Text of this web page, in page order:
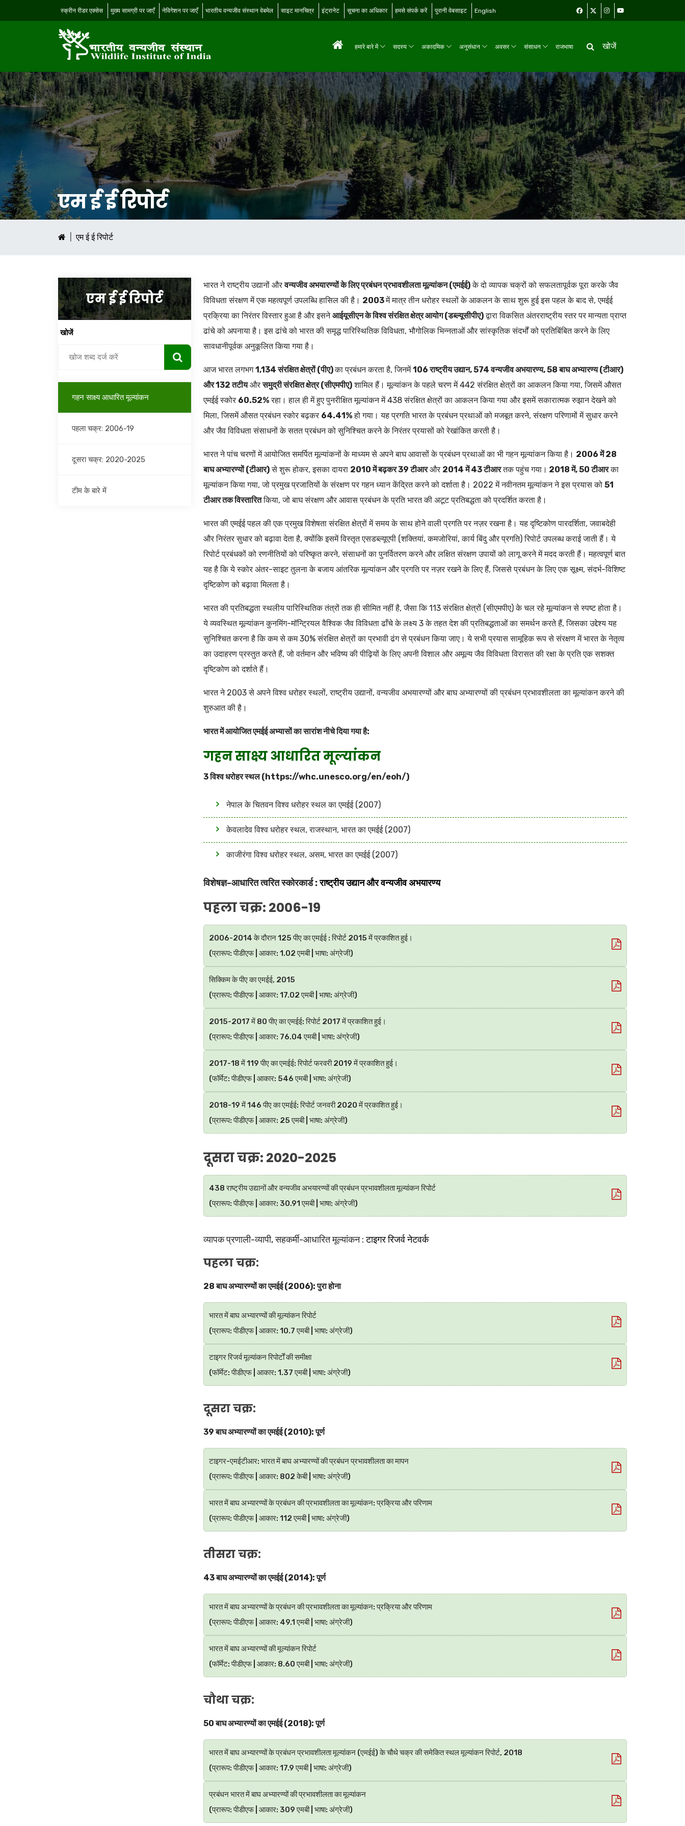
स्क्रीन रीडर एक्सेस मुख्य सामग्री पर जाएँ नेविगेशन पर जाएँ भारतीय वन्यजीव संस्थान वेबमेल साइट मानचित्र इंट्रानेट सूचना का अधिकार हमसे संपर्क करें पुरानी वेबसाइट English
हमारे बारे में सदस्य अकादमिक अनुसंधान अवसर संसाधन राजभाषा खोजें
एम ई ई रिपोर्ट
एम ई ई रिपोर्ट
एम ई ई रिपोर्ट
खोजें
गहन साक्ष्य आधारित मूल्यांकन
पहला चक्र: 2006-19
दूसरा चक्र: 2020-2025
टीम के बारे में
भारत ने राष्ट्रीय उद्यानों औरवन्यजीव अभयारण्यों के लिए प्रबंधन प्रभावशीलता मूल्यांकन (एमईई)के दो व्यापक चक्रों को सफलतापूर्वक पूरा करके जैव
विविधता संरक्षण में एक महत्वपूर्ण उपलब्धि हासिल की है। 2003में मात्र तीन धरोहर स्थलों के आकलन के साथ शुरू हुई इस पहल के बाद से, एमईई
प्रक्रिया का निरंतर विस्तार हुआ है और इसनेआईयूसीएन के विश्व संरक्षित क्षेत्र आयोग (डब्ल्यूसीपीए)द्वारा विकसित अंतरराष्ट्रीय स्तर पर मान्यता प्राप्त
ढांचे को अपनाया है। इस ढांचे को भारत की समृद्ध पारिस्थितिक विविधता, भौगोलिक भिन्नताओं और सांस्कृतिक संदर्भों को प्रतिबिंबित करने के लिए
सावधानीपूर्वक अनुकूलित किया गया है।
आज भारत लगभग1,134 संरक्षित क्षेत्रों (पीए)का प्रबंधन करता है, जिनमें106 राष्ट्रीय उद्यान, 574 वन्यजीव अभयारण्य, 58 बाघ अभ्यारण्य (टीआर)
और 132 तटीयऔरसमुद्री संरक्षित क्षेत्र (सीएमपीए)शामिल हैं। मूल्यांकन के पहले चरण में 442 संरक्षित क्षेत्रों का आकलन किया गया, जिसमें औसत
एमईई स्कोर 60.52%रहा। हाल ही में हुए पुनरीक्षित मूल्यांकन में 438 संरक्षित क्षेत्रों का आकलन किया गया और इसमें सकारात्मक रुझान देखने को
मिला, जिसमें औसत प्रबंधन स्कोर बढ़कर 64.41%हो गया। यह प्रगति भारत के प्रबंधन प्रथाओं को मजबूत करने, संरक्षण परिणामों में सुधार करने
और जैव विविधता संसाधनों के सतत प्रबंधन को सुनिश्चित करने के निरंतर प्रयासों को रेखांकित करती है।
भारत ने पांच चरणों में आयोजित समर्पित मूल्यांकनों के माध्यम से अपने बाघ आवासों के प्रबंधन प्रथाओं का भी गहन मूल्यांकन किया है। 2006 में 28
बाघ अभ्यारण्यों (टीआर)से शुरू होकर, इसका दायरा 2010 में बढ़कर 39 टीआरऔर 2014 में 43 टीआरतक पहुंच गया। 2018 में, 50 टीआरका
मूल्यांकन किया गया, जो प्रमुख प्रजातियों के संरक्षण पर गहन ध्यान केंद्रित करने को दर्शाता है। 2022 में नवीनतम मूल्यांकन ने इस प्रयास को 51
टीआर तक विस्तारितकिया, जो बाघ संरक्षण और आवास प्रबंधन के प्रति भारत की अटूट प्रतिबद्धता को प्रदर्शित करता है।
भारत की एमईई पहल की एक प्रमुख विशेषता संरक्षित क्षेत्रों में समय के साथ होने वाली प्रगति पर नज़र रखना है। यह दृष्टिकोण पारदर्शिता, जवाबदेही
और निरंतर सुधार को बढ़ावा देता है, क्योंकि इसमें विस्तृत एसडब्ल्यूएपी (शक्तियां, कमजोरियां, कार्य बिंदु और प्रगति) रिपोर्ट उपलब्ध कराई जाती हैं। ये
रिपोर्ट प्रबंधकों को रणनीतियों को परिष्कृत करने, संसाधनों का पुनर्वितरण करने और लक्षित संरक्षण उपायों को लागू करने में मदद करती हैं। महत्वपूर्ण बात
यह है कि ये स्कोर अंतर-साइट तुलना के बजाय आंतरिक मूल्यांकन और प्रगति पर नज़र रखने के लिए हैं, जिससे प्रबंधन के लिए एक सूक्ष्म, संदर्भ-विशिष्ट
दृष्टिकोण को बढ़ावा मिलता है।
भारत की प्रतिबद्धता स्थलीय पारिस्थितिक तंत्रों तक ही सीमित नहीं है, जैसा कि 113 संरक्षित क्षेत्रों (सीएमपीए) के चल रहे मूल्यांकन से स्पष्ट होता है।
ये व्यवस्थित मूल्यांकन कुनमिंग-मॉन्ट्रियल वैश्विक जैव विविधता ढाँचे के लक्ष्य 3 के तहत देश की प्रतिबद्धताओं का समर्थन करते हैं, जिसका उद्देश्य यह
सुनिश्चित करना है कि कम से कम 30% संरक्षित क्षेत्रों का प्रभावी ढंग से प्रबंधन किया जाए। ये सभी प्रयास सामूहिक रूप से संरक्षण में भारत के नेतृत्व
का उदाहरण प्रस्तुत करते हैं, जो वर्तमान और भविष्य की पीढ़ियों के लिए अपनी विशाल और अमूल्य जैव विविधता विरासत की रक्षा के प्रति एक सशक्त
दृष्टिकोण को दर्शाते हैं।
भारत ने 2003 से अपने विश्व धरोहर स्थलों, राष्ट्रीय उद्यानों, वन्यजीव अभयारण्यों और बाघ अभ्यारण्यों की प्रबंधन प्रभावशीलता का मूल्यांकन करने की
शुरुआत की है।
भारत में आयोजित एमईई अभ्यासों का सारांश नीचे दिया गया है:
गहन साक्ष्य आधारित मूल्यांकन
3 विश्व धरोहर स्थल (https://whc.unesco.org/en/eoh/)
नेपाल के चितवन विश्व धरोहर स्थल का एमईई (2007)
केवलादेव विश्व धरोहर स्थल, राजस्थान, भारत का एमईई (2007)
काजीरंगा विश्व धरोहर स्थल, असम, भारत का एमईई (2007)
विशेषज्ञ-आधारित त्वरित स्कोरकार्ड :राष्ट्रीय उद्यान और वन्यजीव अभयारण्य
पहला चक्र: 2006-19
2006-2014 के दौरान 125 पीए का एमईई : रिपोर्ट 2015 में प्रकाशित हुई।
(प्रारूप: पीडीएफ | आकार: 1.02 एमबी | भाषा: अंग्रेजी)
सिक्किम के पीए का एमईई, 2015
(प्रारूप: पीडीएफ | आकार: 17.02 एमबी | भाषा: अंग्रेजी)
2015-2017 में 80 पीए का एमईई: रिपोर्ट 2017 में प्रकाशित हुई।
(प्रारूप: पीडीएफ | आकार: 76.04 एमबी | भाषा: अंग्रेजी)
2017-18 में 119 पीए का एमईई: रिपोर्ट फरवरी 2019 में प्रकाशित हुई।
(फॉर्मेट: पीडीएफ | आकार: 546 एमबी | भाषा: अंग्रेजी)
2018-19 में 146 पीए का एमईई: रिपोर्ट जनवरी 2020 में प्रकाशित हुई।
(प्रारूप: पीडीएफ | आकार: 25 एमबी | भाषा: अंग्रेजी)
दूसरा चक्र: 2020-2025
438 राष्ट्रीय उद्यानों और वन्यजीव अभयारण्यों की प्रबंधन प्रभावशीलता मूल्यांकन रिपोर्ट
(प्रारूप: पीडीएफ | आकार: 30.91 एमबी | भाषा: अंग्रेजी)
व्यापक प्रणाली-व्यापी, सहकर्मी-आधारित मूल्यांकन :टाइगर रिजर्व नेटवर्क
पहला चक्र:
28 बाघ अभ्यारण्यों का एमईई (2006): पुरा होना
भारत में बाघ अभ्यारण्यों की मूल्यांकन रिपोर्ट
(प्रारूप: पीडीएफ | आकार: 10.7 एमबी | भाषा: अंग्रेजी)
टाइगर रिजर्व मूल्यांकन रिपोर्टों की समीक्षा
(फॉर्मेट: पीडीएफ | आकार: 1.37 एमबी | भाषा: अंग्रेजी)
दूसरा चक्र:
39 बाघ अभ्यारण्यों का एमईई (2010): पूर्ण
टाइगर-एमईटीआर: भारत में बाघ अभ्यारण्यों की प्रबंधन प्रभावशीलता का मापन
(प्रारूप: पीडीएफ | आकार: 802 केबी | भाषा: अंग्रेजी)
भारत में बाघ अभ्यारण्यों के प्रबंधन की प्रभावशीलता का मूल्यांकन: प्रक्रिया और परिणाम
(प्रारूप: पीडीएफ | आकार: 112 एमबी | भाषा: अंग्रेजी)
तीसरा चक्र:
43 बाघ अभ्यारण्यों का एमईई (2014): पूर्ण
भारत में बाघ अभ्यारण्यों के प्रबंधन की प्रभावशीलता का मूल्यांकन: प्रक्रिया और परिणाम
(प्रारूप: पीडीएफ | आकार: 49.1 एमबी | भाषा: अंग्रेजी)
भारत में बाघ अभ्यारण्यों की मूल्यांकन रिपोर्ट
(फॉर्मेट: पीडीएफ | आकार: 8.60 एमबी | भाषा: अंग्रेजी)
चौथा चक्र:
50 बाघ अभ्यारण्यों का एमईई (2018): पूर्ण
भारत में बाघ अभ्यारण्यों के प्रबंधन प्रभावशीलता मूल्यांकन (एमईई) के चौथे चक्र की समेकित स्थल मूल्यांकन रिपोर्ट, 2018
(प्रारूप: पीडीएफ | आकार: 17.9 एमबी | भाषा: अंग्रेजी)
प्रबंधन भारत में बाघ अभ्यारण्यों की प्रभावशीलता का मूल्यांकन
(प्रारूप: पीडीएफ | आकार: 309 एमबी | भाषा: अंग्रेजी)